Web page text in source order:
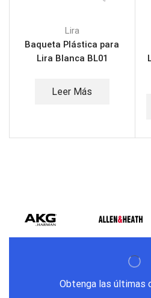
Lira
Baqueta Plástica para
Lira Blanca BL01
Leer Más
Obtenga las últimas